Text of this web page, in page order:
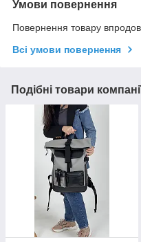
Умови повернення
Повернення товару
Всі умови повернення
Подібні товари